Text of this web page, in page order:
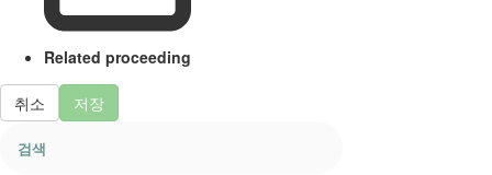
Related proceeding
취소 저장